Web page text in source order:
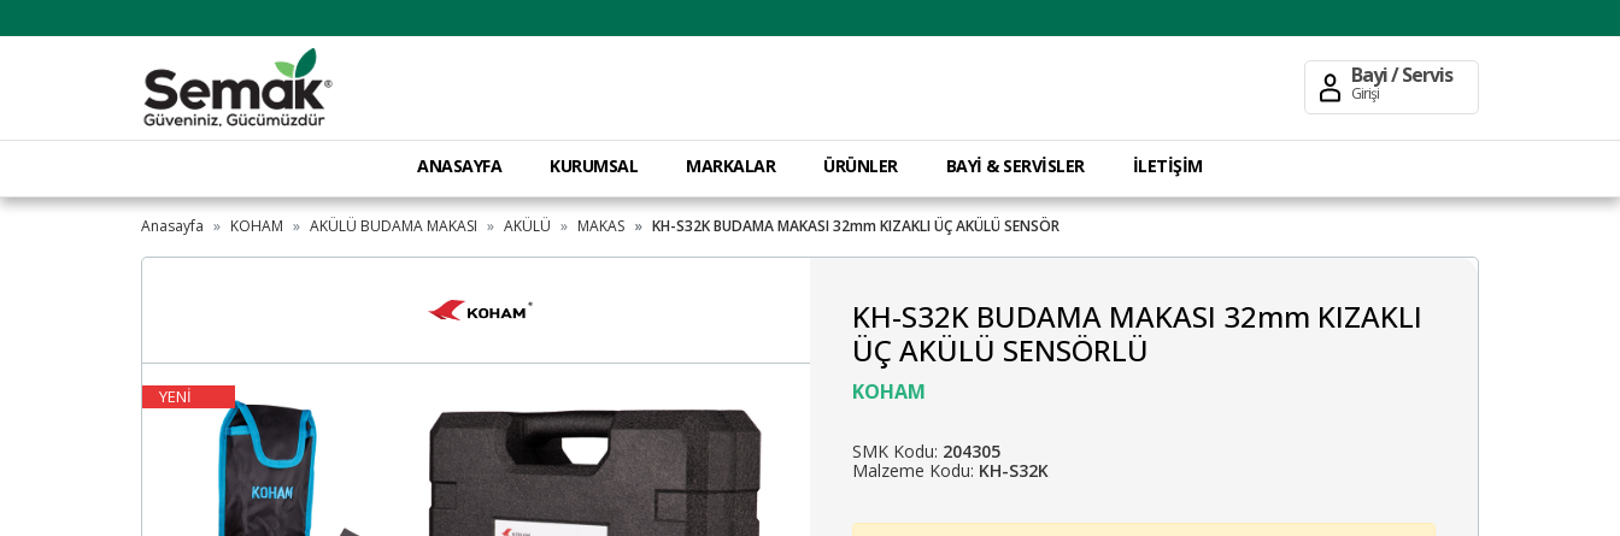
Bayi / Servis
Girişi
ANASAYFA KURUMSAL MARKALAR ÜRÜNLER BAYİ & SERVİSLER İLETİŞİM
Anasayfa KOHAM AKÜLÜ BUDAMA MAKASI AKÜLÜ MAKAS KH-S32K BUDAMA MAKASI 32mm KIZAKLI ÜÇ AKÜLÜ SENSÖR
YENİ
KH-S32K BUDAMA MAKASI 32mm KIZAKLI
ÜÇ AKÜLÜ SENSÖRLÜ
KOHAM
SMK Kodu: 204305
Malzeme Kodu: KH-S32K